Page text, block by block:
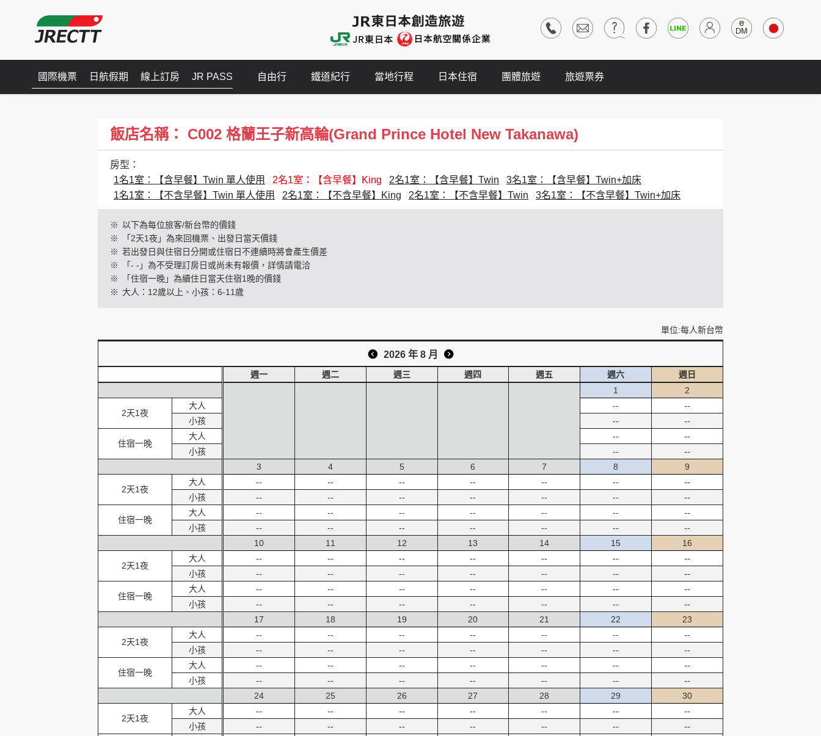
國際機票 日航假期 線上訂房 JR PASS 自由行 鐵道紀行 當地行程 日本住宿 團體旅遊 旅遊票券
飯店名稱： C002 格蘭王子新高輪(Grand Prince Hotel New Takanawa)
房型：
1名1室：【含早餐】Twin 單人使用
2名1室：【含早餐】King 2名1室：【含早餐】Twin
3名1室：【含早餐】Twin+加床
1名1室：【不含早餐】Twin 單人使用
2名1室：【不含早餐】King 2名1室：【不含早餐】Twin 3名1室：【不含早餐】Twin+加床
※ 以下為每位旅客/新台幣的價錢
※
「2天1夜」為來回機票、出發日當天價錢
※ 若出發日與住宿日分開或住宿日不連續時將會產生價差
※
「- -」為不受理訂房日或尚未有報價，詳情請電洽
※
「住宿一晚」為續住日當天住宿1晚的價錢
※ 大人：12歲以上、小孩：6-11歲
單位:每人新台幣
2026 年 8 月
2天1夜
大人
小孩
住宿一晚
大人
小孩
2天1夜
大人
小孩
住宿一晚
大人
小孩
2天1夜
大人
小孩
住宿一晚
大人
小孩
2天1夜
大人
小孩
住宿一晚
大人
小孩
2天1夜
大人
小孩
週一 週二 週三 週四 週五 週六
週日
1
--
--
--
--
2
--
--
--
--
3
--
--
--
--
4
--
--
--
--
5
--
--
--
--
6
--
--
--
--
7
--
--
--
--
8
--
--
--
--
9
--
--
--
--
10
--
--
--
--
11
--
--
--
--
12
--
--
--
--
13
--
--
--
--
14
--
--
--
--
15
--
--
--
--
16
--
--
--
--
17
--
--
--
--
18
--
--
--
--
19
--
--
--
--
20
--
--
--
--
21
--
--
--
--
22
--
--
--
--
23
--
--
--
--
24
--
--
25
--
--
26
--
--
27
--
--
28
--
--
29
--
--
30
--
--